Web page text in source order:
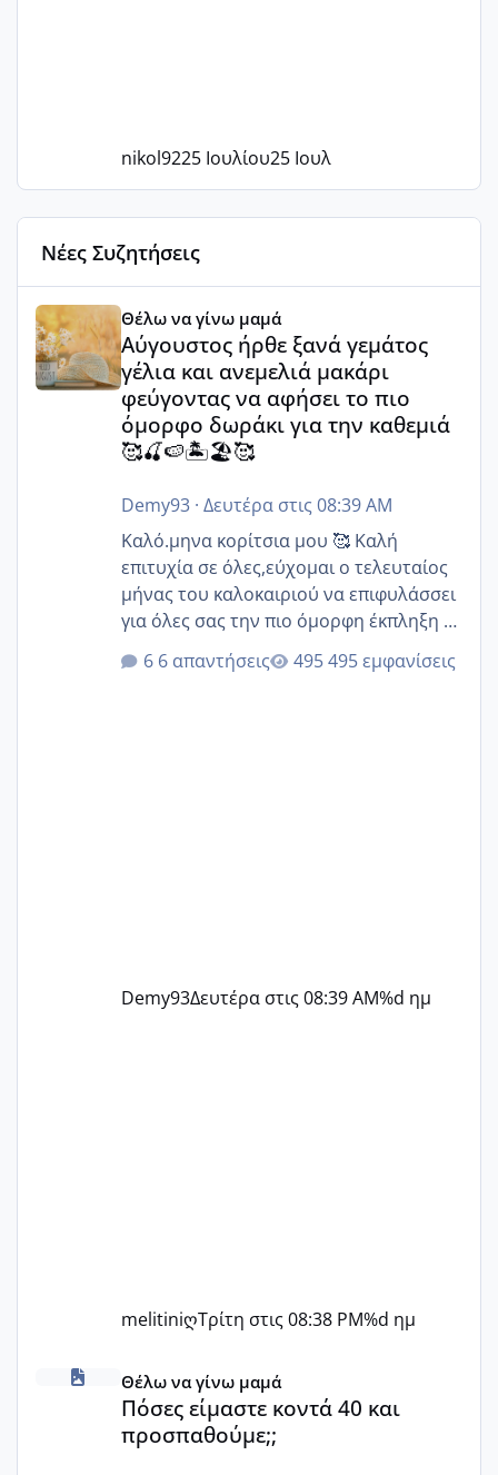
nikol9225 Ιουλίου25 Ιουλ
Νέες Συζητήσεις
Αύγουστος ήρθε ξανά γεμάτος γέλια και ανεμελιά
Θέλω να γίνω μαμά
Αύγουστος ήρθε ξανά γεμάτος
γέλια και ανεμελιά μακάρι
φεύγοντας να αφήσει το πιο
όμορφο δωράκι για την καθεμιά
🥰🍒🍉🏝️🏖️🥰
Demy93· Δευτέρα στις 08:39 AM
Καλό.μηνα κορίτσια μου 🥰 Καλή
επιτυχία σε όλες,εύχομαι ο τελευταίος
μήνας του καλοκαιριού να επιφυλάσσει
για όλες σας την πιο όμορφη έκπληξη 🧿
@Elk @Melikara86 @Παρασκευαιδου
@Zenia z @melitiniღ @Christi.D.
6 απαντήσεις 495 εμφανίσεις
Demy93Δευτέρα στις 08:39 AM%d ημ
melitiniღΤρίτη στις 08:38 PM%d ημ
Πόσες είμαστε κοντά 40 και προσπαθούμε;;
Θέλω να γίνω μαμά
Πόσες είμαστε κοντά 40 και
προσπαθούμε;;